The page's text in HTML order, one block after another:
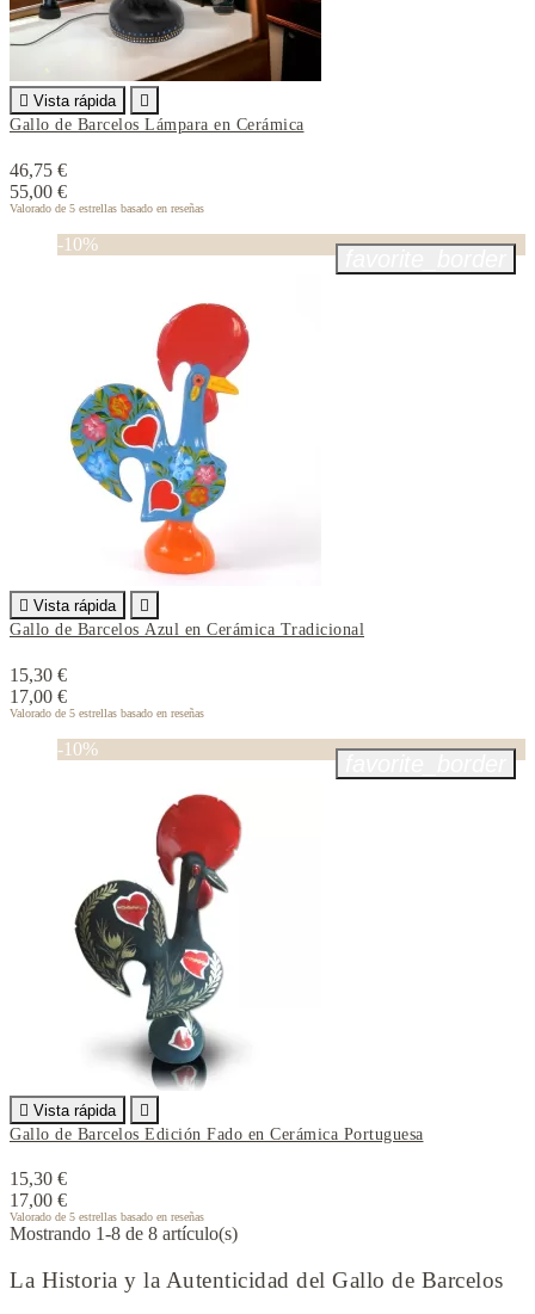
 Vista rápida

Gallo de Barcelos Lámpara en Cerámica
46,75 €
55,00 €
Valorado de 5 estrellas basado en reseñas
-10%
 Vista rápida

Gallo de Barcelos Azul en Cerámica Tradicional
15,30 €
17,00 €
Valorado de 5 estrellas basado en reseñas
-10%
 Vista rápida

Gallo de Barcelos Edición Fado en Cerámica Portuguesa
15,30 €
17,00 €
Valorado de 5 estrellas basado en reseñas
Mostrando 1-8 de 8 artículo(s)
La Historia y la Autenticidad del Gallo de Barcelos